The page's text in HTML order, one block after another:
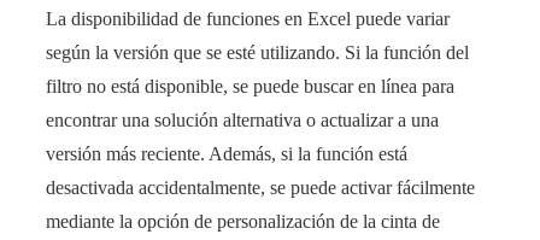
La disponibilidad de funciones en Excel puede variar
según la versión que se esté utilizando. Si la función del
filtro no está disponible, se puede buscar en línea para
encontrar una solución alternativa o actualizar a una
versión más reciente. Además, si la función está
desactivada accidentalmente, se puede activar fácilmente
mediante la opción de personalización de la cinta de